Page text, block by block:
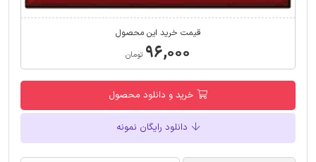
قیمت خرید این محصول
۹۶,۰۰۰ تومان
خرید و دانلود محصول
دانلود رایگان نمونه